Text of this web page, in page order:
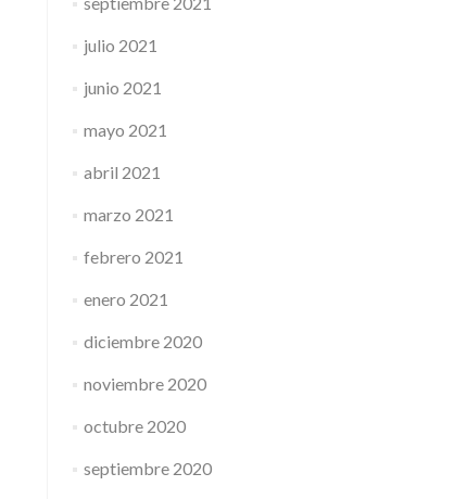
julio 2021
junio 2021
mayo 2021
abril 2021
marzo 2021
febrero 2021
enero 2021
diciembre 2020
noviembre 2020
octubre 2020
septiembre 2020